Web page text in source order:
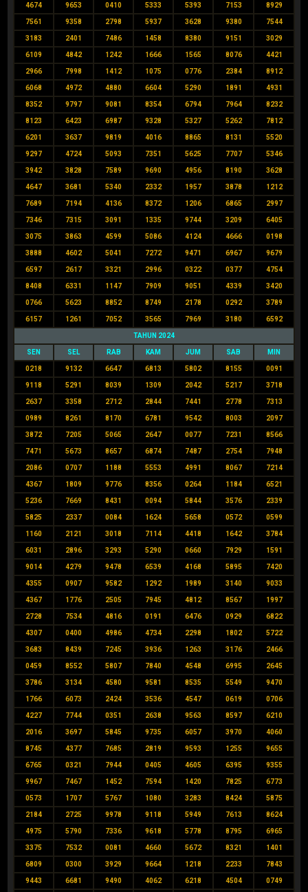
4674 9653 0410 5333 5393 7153 8929
7561 9358 2798 5937 3628 9380 7544
3183 2401 7486 1458 8380 9151 3029
6109 4842 1242 1666 1565 8076 4421
2966 7998 1412 1075 0776 2384 8912
6068 4972 4880 6604 5290 1891 4931
8352 9797 9081 8354 6794 7964 8232
8123 6423 6987 9328 5327 5262 7812
6201 3637 9819 4016 8865 8131 5520
9297 4724 5093 7351 5625 7707 5346
3942 3828 7589 9690 4956 8190 3628
4647 3681 5340 2332 1957 3878 1212
7689 7194 4136 8372 1206 6865 2997
7346 7315 3091 1335 9744 3209 6405
3075 3863 4599 5086 4124 4666 0198
3888 4602 5041 7272 9471 6967 9679
6597 2617 3321 2996 0322 0377 4754
8408 6331 1147 7909 9051 4339 3420
0766 5623 8852 8749 2178 0292 3789
6157 1261 7052 3565 7969 3180 6592
TAHUN 2024
SEN SEL RAB KAM JUM SAB MIN
0218 9132 6647 6813 5802 8155 0091
9118 5291 8039 1309 2042 5217 3718
2637 3358 2712 2844 7441 2778 7313
0989 8261 8170 6781 9542 8003 2097
3872 7205 5065 2647 0077 7231 8566
7471 5673 8657 6874 7487 2754 7948
2086 0707 1188 5553 4991 8067 7214
4367 1809 9776 8356 0264 1184 6521
5236 7669 8431 0094 5844 3576 2339
5825 2337 0084 1624 5658 0572 0599
1160 2121 3018 7114 4418 1642 3784
6031 2896 3293 5290 0660 7929 1591
9014 4279 9478 6539 4168 5895 7420
4355 0907 9582 1292 1989 3140 9033
4367 1776 2505 7945 4812 8567 1997
2728 7534 4816 0191 6476 0929 6822
4307 0400 4986 4734 2298 1802 5722
3683 8439 7245 3936 1263 3176 2466
0459 8552 5807 7840 4548 6995 2645
3786 3134 4580 9581 8535 5549 9470
1766 6073 2424 3536 4547 0619 0706
4227 7744 0351 2638 9563 8597 6210
2016 3697 5845 9735 6057 3970 4060
8745 4377 7685 2819 9593 1255 9655
6765 0321 7944 0405 4605 6395 9355
9967 7467 1452 7594 1420 7825 6773
0573 1707 5767 1080 3283 8424 5875
2184 2725 9978 9118 5949 7613 8624
4975 5790 7336 9618 5778 8795 6965
3375 7532 0081 4660 5672 8321 1401
6809 0300 3929 9664 1218 2233 7843
9443 6681 9490 4062 6218 4504 0749